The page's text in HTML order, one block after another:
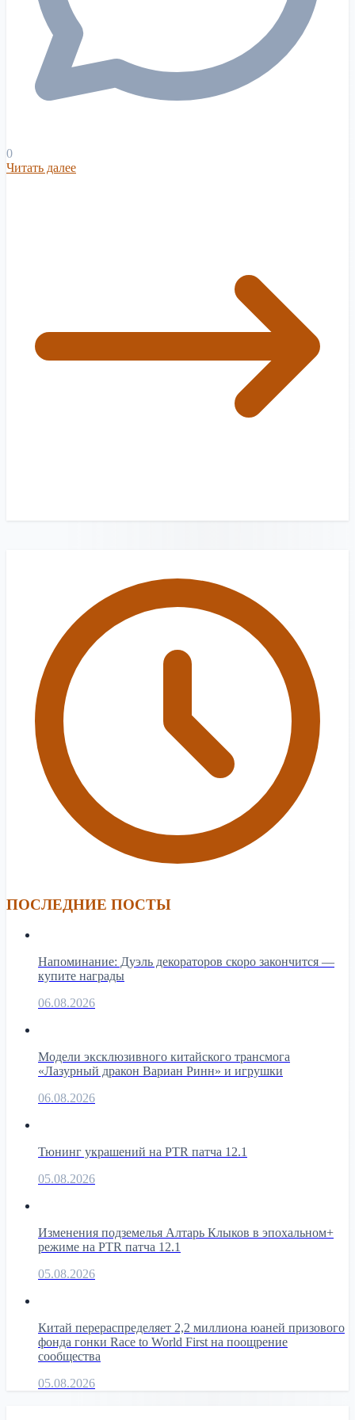
0
Читать далее
ПОСЛЕДНИЕ ПОСТЫ
Напоминание: Дуэль декораторов скоро закончится —
купите награды
06.08.2026
Модели эксклюзивного китайского трансмога
«Лазурный дракон Вариан Ринн» и игрушки
06.08.2026
Тюнинг украшений на PTR патча 12.1
05.08.2026
Изменения подземелья Алтарь Клыков в эпохальном+
режиме на PTR патча 12.1
05.08.2026
Китай перераспределяет 2,2 миллиона юаней призового
фонда гонки Race to World First на поощрение
сообщества
05.08.2026